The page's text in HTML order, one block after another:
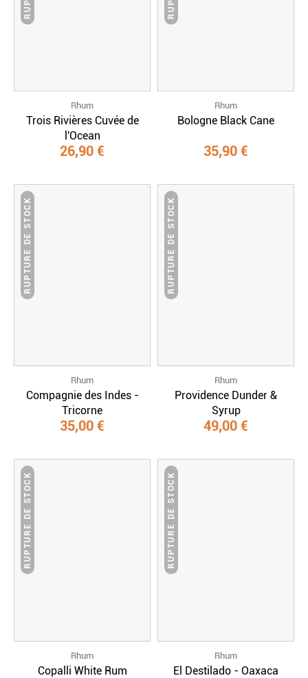
Rhum
Trois Rivières Cuvée de
l'Ocean
26,90 €
Rhum
Bologne Black Cane
35,90 €
RUPTURE DE STOCK
Rhum
Compagnie des Indes -
Tricorne
35,00 €
RUPTURE DE STOCK
Rhum
Providence Dunder &
Syrup
49,00 €
RUPTURE DE STOCK
Rhum
Copalli White Rum
RUPTURE DE STOCK
Rhum
El Destilado - Oaxaca